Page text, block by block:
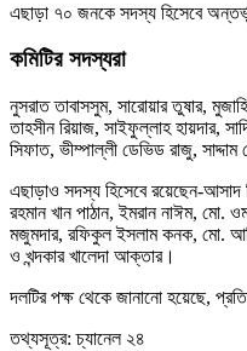
এছাড়া ৭০ জনকে সদস্য হিসেবে
কমিটির সদস্যরা
নুসরাত তাবাসসুম, সারোয়ার তুষার,
তাহসীন রিয়াজ, সাইফুল্লাহ হায়দার,
সিফাত, ভীম্পাল্লী ডেভিড রাজু,
এছাড়াও সদস্য হিসেবে রয়েছেন-আসাদ
রহমান খান পাঠান, ইমরান নাঈম,
মজুমদার, রফিকুল ইসলাম কনক, মো.
ও খন্দকার খালেদা আক্তার।
দলটির পক্ষ থেকে জানানো হয়েছে,
তথ্যসূত্র: চ্যানেল ২৪